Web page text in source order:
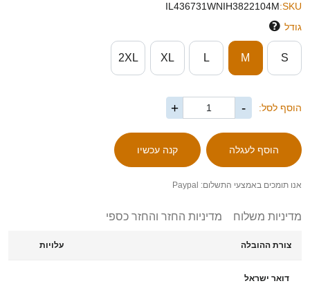
SKU:
IL436731WNIH3822104M
גודל
S
M
L
XL
2XL
הוסף לסל: -
+
אנו תומכים באמצעי התשלום: Paypal
מדיניות משלוח מדיניות החזר והחזר כספי
צורת ההובלה עלויות
דואר ישראל